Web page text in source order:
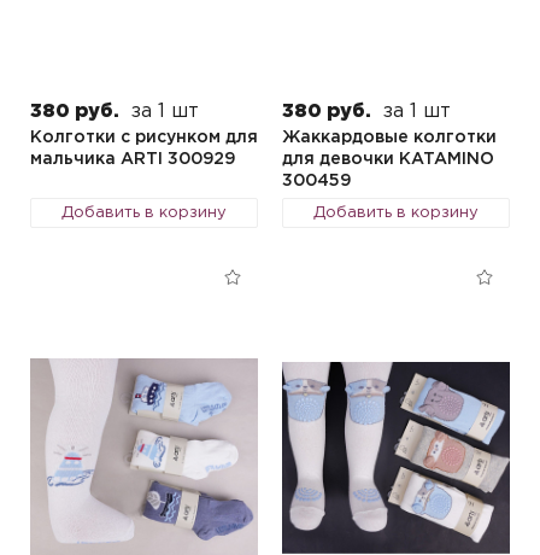
380 руб. за 1 шт
Колготки с рисунком для
мальчика ARTI 300929
Добавить в корзину
380 руб. за 1 шт
Жаккардовые колготки
для девочки KATAMINO
300459
Добавить в корзину